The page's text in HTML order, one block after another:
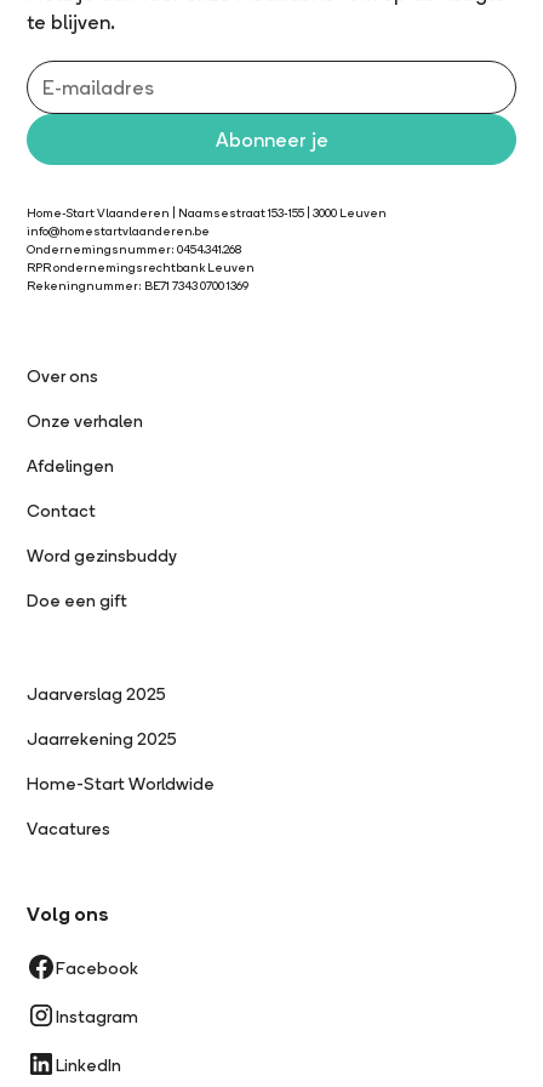
te blijven.
Home-Start Vlaanderen | Naamsestraat 153-155 | 3000 Leuven
info@homestartvlaanderen.be
Ondernemingsnummer: 0454.341.268
RPR ondernemingsrechtbank Leuven
Rekeningnummer: BE71 7343 0700 1369
Over ons
Onze verhalen
Afdelingen
Contact
Word gezinsbuddy
Doe een gift
Jaarverslag 2025
Jaarrekening 2025
Home-Start Worldwide
Vacatures
Volg ons
Facebook
Instagram
LinkedIn